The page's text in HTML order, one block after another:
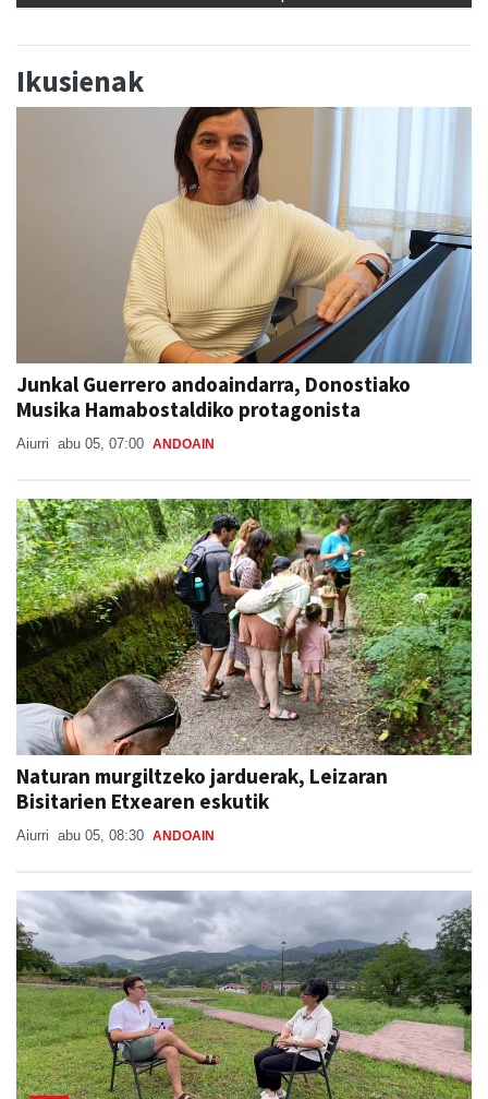
Ikusienak
Junkal Guerrero andoaindarra, Donostiako
Musika Hamabostaldiko protagonista
Aiurri abu 05, 07:00 ANDOAIN
Naturan murgiltzeko jarduerak, Leizaran
Bisitarien Etxearen eskutik
Aiurri abu 05, 08:30 ANDOAIN